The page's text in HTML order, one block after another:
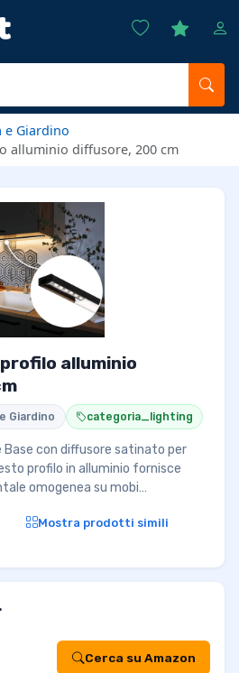
e Giardino
alluminio diffusore, 200 cm
alluminio
Giardino categoria_lighting
Base con diffusore satinato per
profilo in alluminio fornisce
omogenea su mobi…
Mostra prodotti simili
Cerca su Amazon